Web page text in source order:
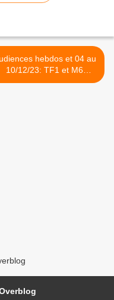
hebdos et 04 au
10/12/23: TF1 et M6
fortement. Fr2